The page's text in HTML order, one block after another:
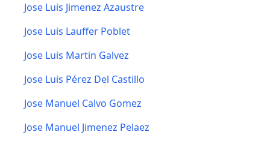
Jose Luis Jimenez Azaustre
Jose Luis Lauffer Poblet
Jose Luis Martin Galvez
Jose Luis Pérez Del Castillo
Jose Manuel Calvo Gomez
Jose Manuel Jimenez Pelaez